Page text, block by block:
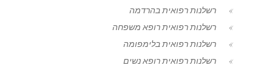
רשלנות רפואית בהרדמה
רשלנות רפואית רופא משפחה
רשלנות רפואית בלימפומה
רשלנות רפואית רופא נשים